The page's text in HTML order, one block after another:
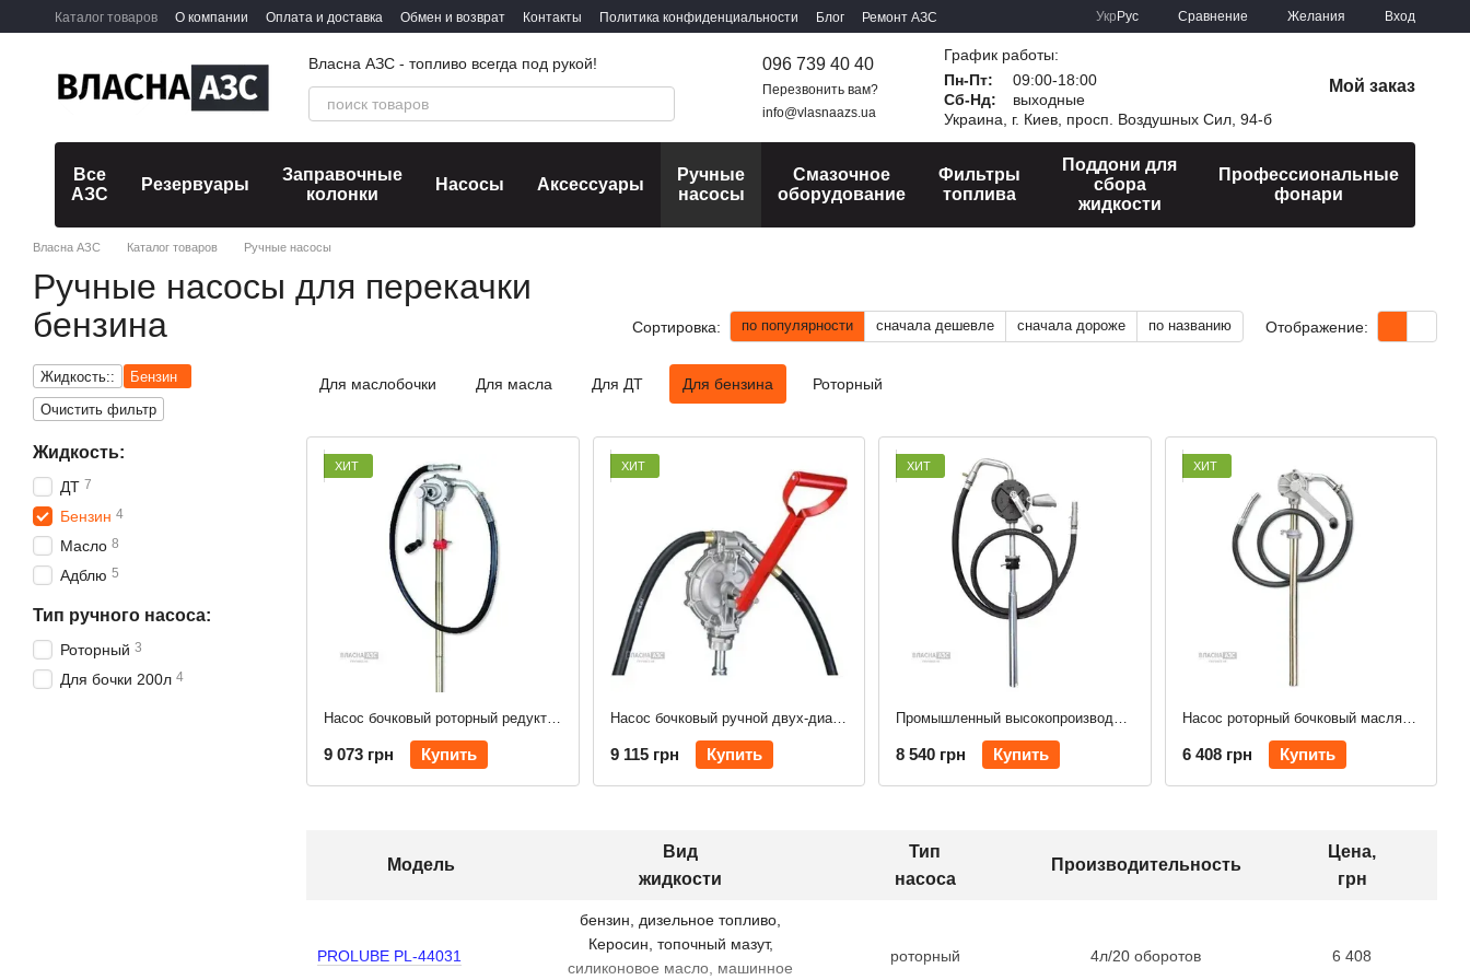
Перейти к основному контенту
Каталог товаров О компании Оплата и доставка Обмен и возврат Контакты Политика конфиденциальности Блог Ремонт АЗС Укр Рус Сравнение Желания Вход
Власна АЗС - топливо всегда под рукой! 096 739 40 40
Перезвонить вам?
info@vlasnaazs.ua
График работы:
Пн-Пт:
09:00-18:00
Сб-Нд:
выходные
Украина, г. Киев, просп. Воздушных Сил, 94-б
Мой заказ
Все
АЗС
Резервуары
Заправочные
колонки
Насосы Аксессуары
Ручные
насосы
Смазочное
оборудование
Фильтры
топлива
Поддони для
сбора
жидкости
Профессиональные
фонари
Власна АЗС Каталог товаров Ручные насосы
Ручные насосы для перекачки
бензина
Сортировка: по популярности сначала дешевле сначала дороже по названию Отображение:
Для маслобочки Для масла Для ДТ Для бензина Роторный
Модель
Вид
жидкости
Тип
насоса
Производительность
Цена,
грн
PROLUBE ​PL-44031
бензин, дизельное топливо,
Керосин, топочный мазут,
силиконовое масло, машинное
роторный 4л/20 оборотов 6 408
ХИТ
9 073 грн Купить
ХИТ
Насос бочковый ручной двух-диафрагменный для перекачки топлива Prolube
9 115 грн Купить
ХИТ
8 540 грн Купить
ХИТ
Насос роторный бочковый масляный для ДТ, бензина, керосина, масел до SAE60 PROLUBE PL-44031
6 408 грн Купить
Жидкость::
Бензин
Очистить фильтр
Жидкость:
ДТ 7
Бензин 4
Масло 8
Адблю 5
Тип ручного насоса:
Роторный 3
Для бочки 200л 4